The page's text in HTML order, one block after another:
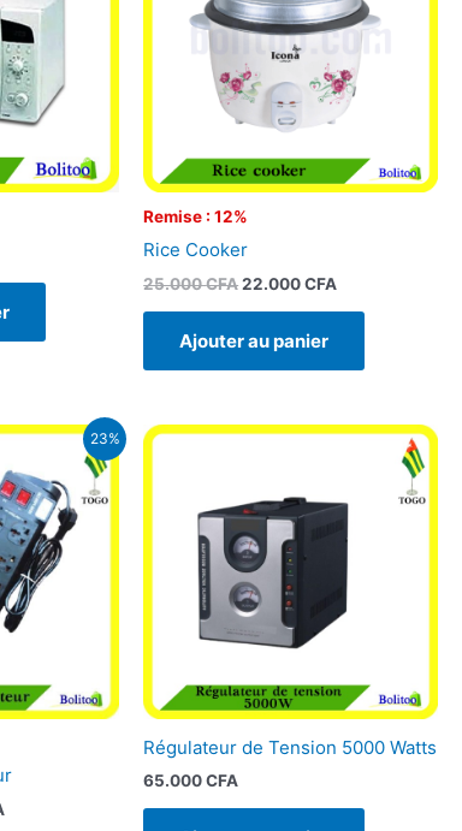
Remise : 12%
Rice Cooker
25.000CFA22.000CFA
Ajouter au panier
23%
Le
actuel
est :
9.900 CFA.
Régulateur de Tension 5000 Watts
65.000CFA